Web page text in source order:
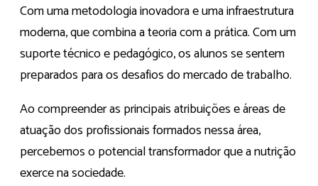
Com uma metodologia inovadora e uma infraestrutura
moderna, que combina a teoria com a prática. Com um
suporte técnico e pedagógico, os alunos se sentem
preparados para os desafios do mercado de trabalho.
Ao compreender as principais atribuições e áreas de
atuação dos profissionais formados nessa área,
percebemos o potencial transformador que a nutrição
exerce na sociedade.